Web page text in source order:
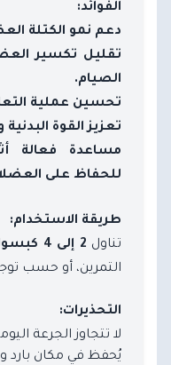
الفوائد:
دعم نمو الكتلة
تقليل تكسير
الصيام.
تحسين عملية
تعزيز القوة البدنية
مساعدة فعالة
للحفاظ على
طريقة الاستخدام:
تناول 2 إلى 4 كبسولات يوميًا
التمرين، أو حسب
التحذيرات:
لا تتجاوز الجرعة
يُحفظ في مكان بارد